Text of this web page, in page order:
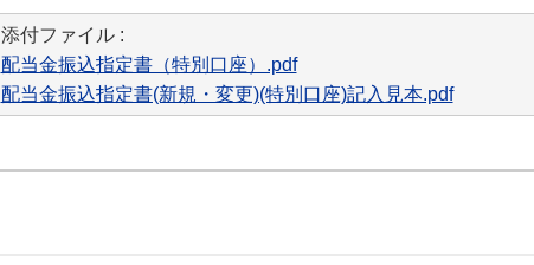
添付ファイル :
配当金振込指定書（特別口座）.pdf
配当金振込指定書(新規・変更)(特別口座)記入見本.pdf